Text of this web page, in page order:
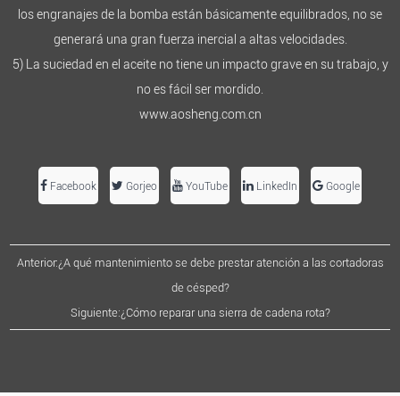
los engranajes de la bomba están básicamente equilibrados, no se
generará una gran fuerza inercial a altas velocidades.
5) La suciedad en el aceite no tiene un impacto grave en su trabajo, y
no es fácil ser mordido.
www.aosheng.com.cn
Facebook Gorjeo YouTube LinkedIn Google
Anterior:¿A qué mantenimiento se debe prestar atención a las cortadoras
de césped?
Siguiente:¿Cómo reparar una sierra de cadena rota?